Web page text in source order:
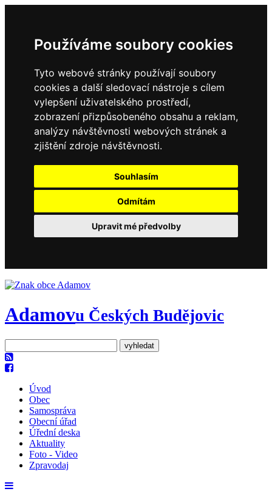
Používáme soubory cookies
Tyto webové stránky používají soubory
cookies a další sledovací nástroje s cílem
vylepšení uživatelského prostředí,
zobrazení přizpůsobeného obsahu a reklam,
analýzy návštěvnosti webových stránek a
zjištění zdroje návštěvnosti.
Souhlasím
Odmítám
Upravit mé předvolby
Adamovu Českých Budějovic
Úvod
Obec
Samospráva
Obecní úřad
Úřední deska
Aktuality
Foto - Video
Zpravodaj